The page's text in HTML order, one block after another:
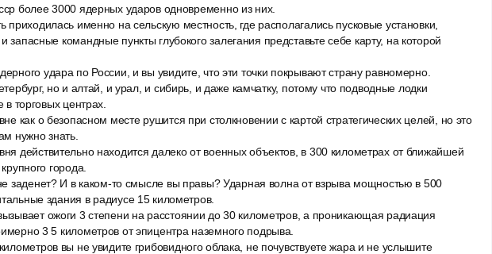
более 3000 ядерных ударов одновременно из них.
приходилась именно на сельскую местность, где располагались пусковые установки,
запасные командные пункты глубокого залегания представьте себе карту, на которой
удара по России, и вы увидите, что эти точки покрывают страну равномерно.
но и алтай, и урал, и сибирь, и даже камчатку, потому что подводные лодки
торговых центрах.
как о безопасном месте рушится при столкновении с картой стратегических целей, но это
нужно знать.
действительно находится далеко от военных объектов, в 300 километрах от ближайшей
города.
заденет? И в каком-то смысле вы правы? Ударная волна от взрыва мощностью в 500
здания в радиусе 15 километров.
ожоги 3 степени на расстоянии до 30 километров, а проникающая радиация
3 5 километров от эпицентра наземного подрыва.
вы не увидите грибовидного облака, не почувствуете жара и не услышите